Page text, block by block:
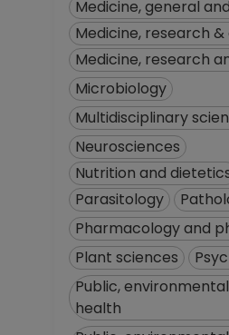
Medicine, general
Medicine, research
Medicine, research
Microbiology
Multidisciplinary
Neurosciences
Nutrition and
Parasitology
Pharmacology and
Plant sciences
Public,
health